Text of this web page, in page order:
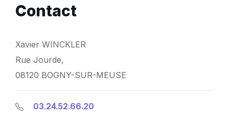
Contact
Xavier WINCKLER
Rue Jourde,
08120 BOGNY-SUR-MEUSE
03.24.52.66.20